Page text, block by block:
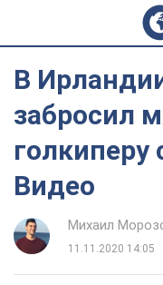
В
забросил
голкиперу
Видео
Михаил
11.11.2020 14:05